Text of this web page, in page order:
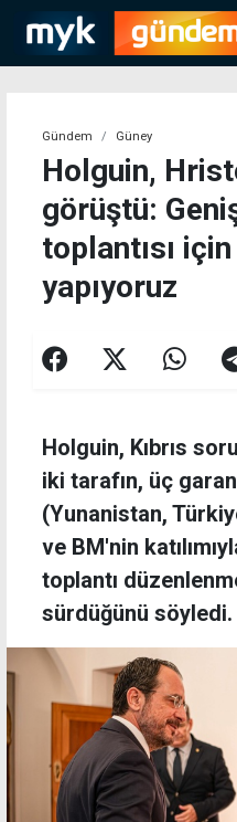
Gündem Güney
Holguin,
görüştü:
toplantısı için
yapıyoruz
Holguin, Kıbrıs
iki tarafın, üç
(Yunanistan,
ve BM'nin
toplantı
sürdüğünü söyledi.